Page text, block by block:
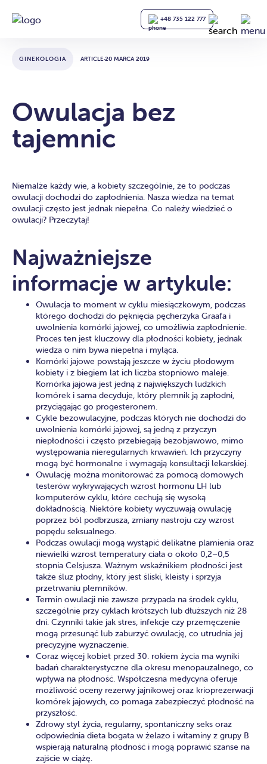
+48 735 122 777
GINEKOLOGIA ARTICLE·20 MARCA 2019
Owulacja bez
tajemnic
Niemalże każdy wie, a kobiety szczególnie, że to podczas
owulacji dochodzi do zapłodnienia. Nasza wiedza na temat
owulacji często jest jednak niepełna. Co należy wiedzieć o
owulacji? Przeczytaj!
Najważniejsze
informacje w artykule:
Owulacja to moment w cyklu miesiączkowym, podczas
którego dochodzi do pęknięcia pęcherzyka Graafa i
uwolnienia komórki jajowej, co umożliwia zapłodnienie.
Proces ten jest kluczowy dla płodności kobiety, jednak
wiedza o nim bywa niepełna i myląca.
Komórki jajowe powstają jeszcze w życiu płodowym
kobiety i z biegiem lat ich liczba stopniowo maleje.
Komórka jajowa jest jedną z największych ludzkich
komórek i sama decyduje, który plemnik ją zapłodni,
przyciągając go progesteronem.
Cykle bezowulacyjne, podczas których nie dochodzi do
uwolnienia komórki jajowej, są jedną z przyczyn
niepłodności i często przebiegają bezobjawowo, mimo
występowania nieregularnych krwawień. Ich przyczyny
mogą być hormonalne i wymagają konsultacji lekarskiej.
Owulację można monitorować za pomocą domowych
testerów wykrywających wzrost hormonu LH lub
komputerów cyklu, które cechują się wysoką
dokładnością. Niektóre kobiety wyczuwają owulację
poprzez ból podbrzusza, zmiany nastroju czy wzrost
popędu seksualnego.
Podczas owulacji mogą wystąpić delikatne plamienia oraz
niewielki wzrost temperatury ciała o około 0,2–0,5
stopnia Celsjusza. Ważnym wskaźnikiem płodności jest
także śluz płodny, który jest śliski, kleisty i sprzyja
przetrwaniu plemników.
Termin owulacji nie zawsze przypada na środek cyklu,
szczególnie przy cyklach krótszych lub dłuższych niż 28
dni. Czynniki takie jak stres, infekcje czy przemęczenie
mogą przesunąć lub zaburzyć owulację, co utrudnia jej
precyzyjne wyznaczenie.
Coraz więcej kobiet przed 30. rokiem życia ma wyniki
badań charakterystyczne dla okresu menopauzalnego, co
wpływa na płodność. Współczesna medycyna oferuje
możliwość oceny rezerwy jajnikowej oraz krioprezerwacji
komórek jajowych, co pomaga zabezpieczyć płodność na
przyszłość.
Zdrowy styl życia, regularny, spontaniczny seks oraz
odpowiednia dieta bogata w żelazo i witaminy z grupy B
wspierają naturalną płodność i mogą poprawić szanse na
zajście w ciążę.